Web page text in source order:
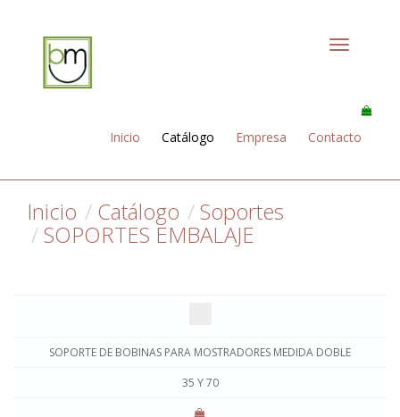
Toggle
Inicio Catálogo Empresa Contacto
Inicio Catálogo Soportes
SOPORTES EMBALAJE
SOPORTE DE BOBINAS PARA MOSTRADORES MEDIDA DOBLE
35 Y 70